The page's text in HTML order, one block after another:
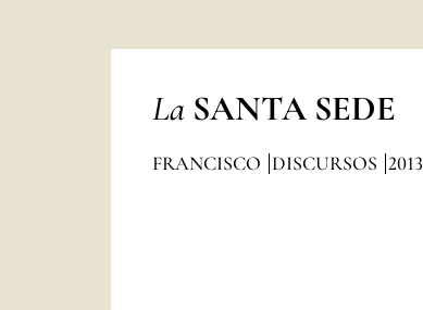
La SANTA SEDE
FRANCISCO DISCURSOS 2013